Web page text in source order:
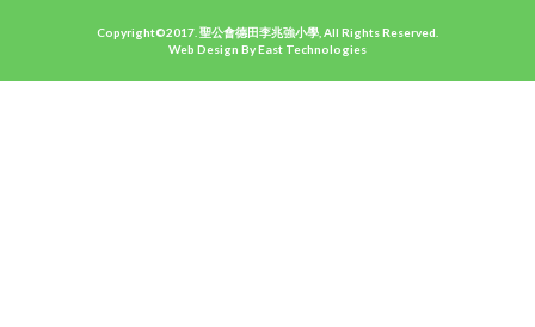
Copyright©2017. 聖公會德田李兆強小學, All Rights Reserved.
Web Design By East Technologies